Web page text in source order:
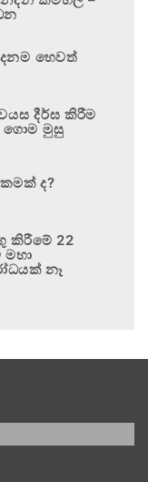
හෙවත්
දීර්ඝ කිරීම
ගොම මුසු
ද?
කිරීමේ 22
මහා
නෑ